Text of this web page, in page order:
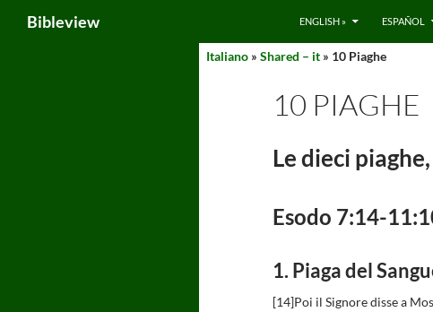
Bibleview ENGLISH » ESPAÑOL
Italiano » Shared – it » 10 Piaghe
10 PIAGHE
Le dieci
Esodo 7:14-
1. Piaga del
[14]Poi il Signore disse a